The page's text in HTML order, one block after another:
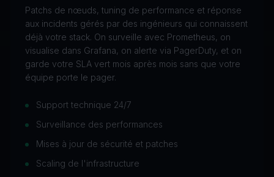
Patchs de nœuds, tuning de performance et réponse
aux incidents gérés par des ingénieurs qui connaissent
déjà votre stack. On surveille avec Prometheus, on
visualise dans Grafana, on alerte via PagerDuty, et on
garde votre SLA vert mois après mois sans que votre
équipe porte le pager.
Support technique 24/7
Surveillance des performances
Mises à jour de sécurité et patches
Scaling de l'infrastructure